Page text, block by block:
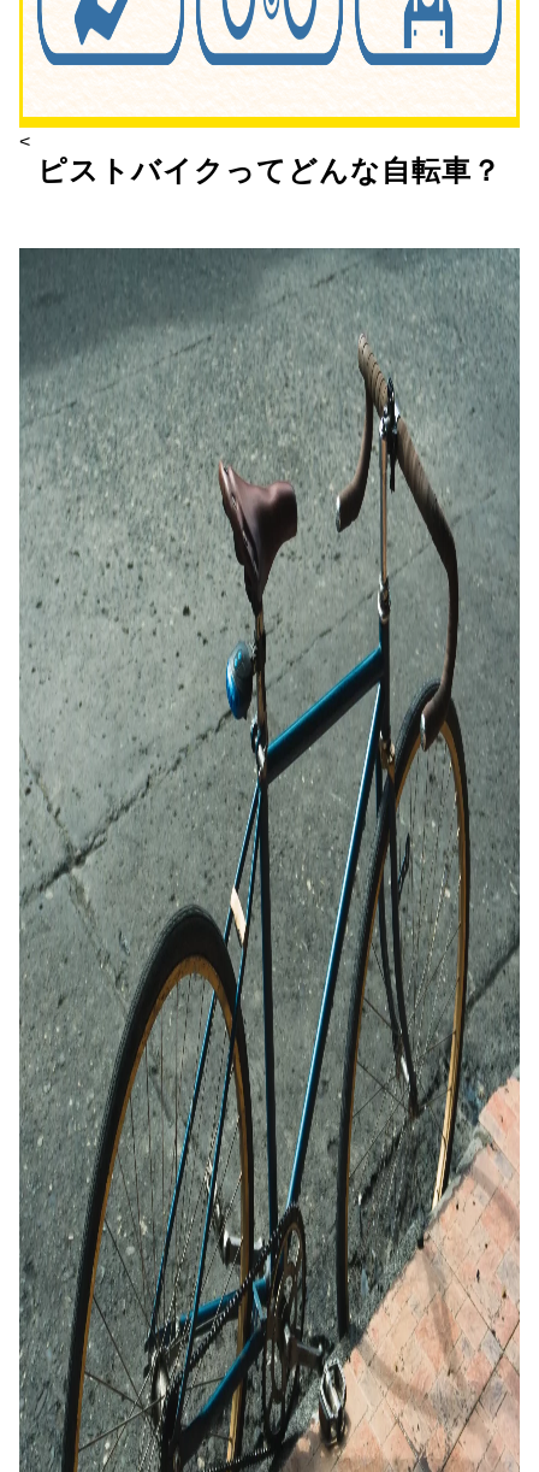
<
ピストバイクってどんな自転車？